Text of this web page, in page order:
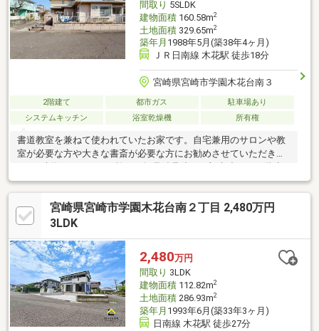
株式会社木花リアルティTel.0985-77-7553
間取り 5SLDK
建物面積160.58m2
土地面積329.65m2
築年月 1988年5月(築38年4ヶ月)
ＪＲ日南線 木花駅 徒歩18分
宮崎県宮崎市学園木花台南３
2階建て 都市ガス
駐車場あり
システムキッチン
浴室乾燥機 所有権
書道教室を兼ねて使われていたお家です。自宅兼用のサロンや教
室が必要な方や大きな書斎が必要な方にお勧めさせていただきま
て 48.57坪 築37年 。■土地は２面道路の99.71坪 隣家との間
隔も広く周りを気にせず暮らせます。■買い物環境はダイレック
ス徒歩10分 マックスバリュ徒歩11分 セリアやファミリーマ
ート 銀行 郵便局も隣接しています。■子育て環境は学園木花
くあり小さなお子様にとってはいい環境です。
宮崎県宮崎市学園木花台南２丁目 2,480万円
3LDK
2,480万円
間取り 3LDK
建物面積112.82m2
土地面積286.93m2
築年月 1993年6月(築33年3ヶ月)
日南線 木花駅 徒歩27分